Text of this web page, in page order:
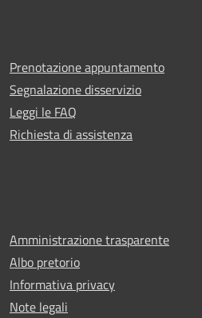
Prenotazione appuntamento
Segnalazione disservizio
Leggi le FAQ
Richiesta di assistenza
Amministrazione trasparente
Albo pretorio
Informativa privacy
Note legali